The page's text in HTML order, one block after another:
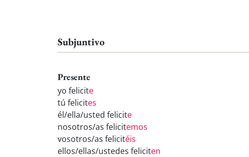
Subjuntivo
Presente
yo felicite
tú felicites
él/ella/usted felicite
nosotros/as felicitemos
vosotros/as felicitéis
ellos/ellas/ustedes feliciten